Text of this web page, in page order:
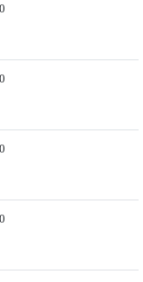
0
0
0
0